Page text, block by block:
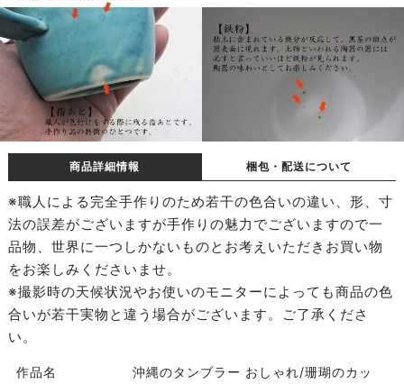
商品詳細情報 梱包・配送について
※職人による完全手作りのため若干の色合いの違い、形、寸
法の誤差がございますが手作りの魅力でございますので一
品物、世界に一つしかないものとお考えいただきお買い物
をお楽しみくださいませ。
※撮影時の天候状況やお使いのモニターによっても商品の色
合いが若干実物と違う場合がございます。ご了承くださ
い。
作品名
沖縄のタンブラー おしゃれ/珊瑚のカッ